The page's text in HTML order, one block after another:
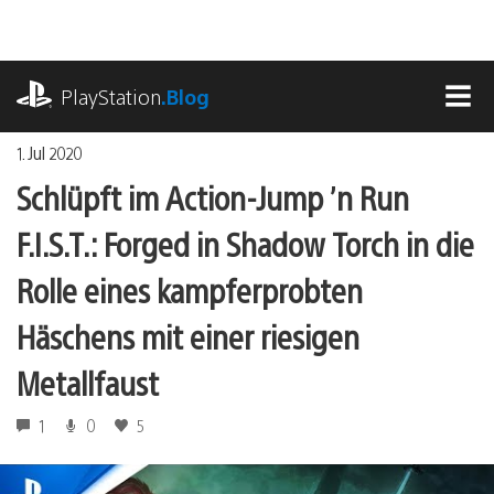
springen
PlayStation.Blog
1. Jul 2020
Schlüpft im Action-Jump ’n Run
F.I.S.T.: Forged in Shadow Torch in die
Rolle eines kampferprobten
Häschens mit einer riesigen
Metallfaust
1 0 5